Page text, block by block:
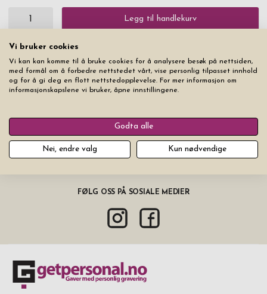
Legg til handlekurv
Ferdig
FØLG OSS PÅ SOSIALE MEDIER
Vi bruker cookies
Vi kan kan komme til å bruke cookies for å analysere besøk på nettsiden,
med formål om å forbedre nettstedet vårt, vise personlig tilpasset innhold
og for å gi deg en flott nettstedopplevelse. For mer informasjon om
informasjonskapslene vi bruker, åpne innstillingene.
Godta alle
Nei, endre valg Kun nødvendige